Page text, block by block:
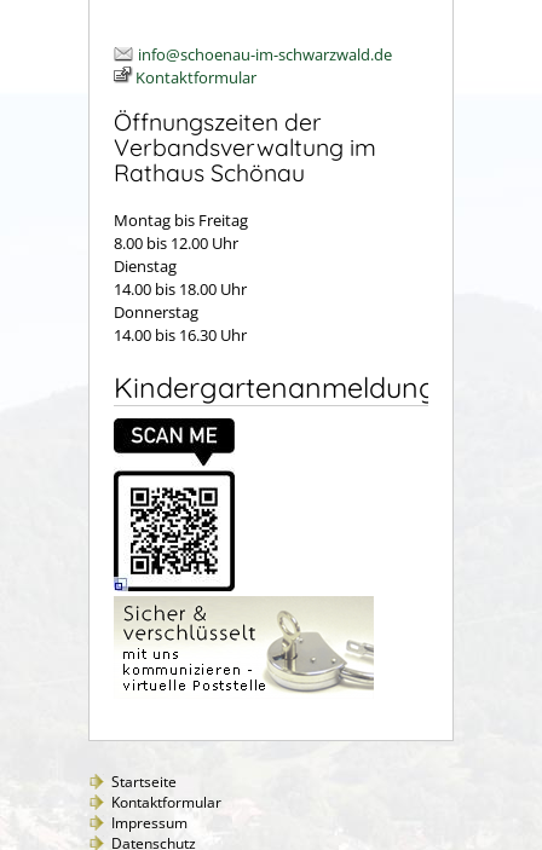
info@schoenau-im-schwarzwald.de
Kontaktformular
Öffnungszeiten der
Verbandsverwaltung im
Rathaus Schönau
Montag bis Freitag
8.00 bis 12.00 Uhr
Dienstag
14.00 bis 18.00 Uhr
Donnerstag
14.00 bis 16.30 Uhr
Kindergartenanmeldung
Startseite
Kontaktformular
Impressum
Datenschutz